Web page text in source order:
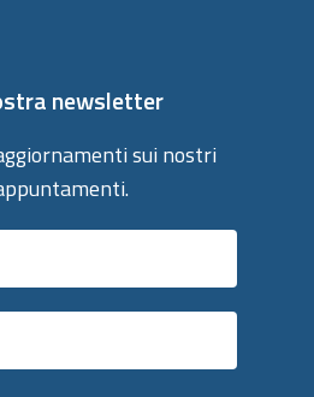
newsletter
sui nostri